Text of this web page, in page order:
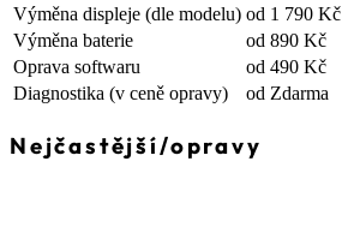
Výměna displeje (dle modelu) od 1 790 Kč
Výměna baterie
od 890 Kč
Oprava softwaru
od 490 Kč
Diagnostika (v ceně opravy) od Zdarma
Nejčastější/opravy